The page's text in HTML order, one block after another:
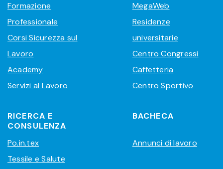
Formazione
Professionale
Corsi Sicurezza sul
Lavoro
Academy
Servizi al Lavoro
MegaWeb
Residenze
universitarie
Centro Congressi
Caffetteria
Centro Sportivo
RICERCA E
CONSULENZA
Po.in.tex
Tessile e Salute
BACHECA
Annunci di lavoro